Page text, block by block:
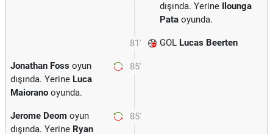
dışında. Yerine Ilounga
Pata oyunda.
81' GOL Lucas Beerten
85'
Jonathan Foss oyun
dışında. Yerine Luca
Maiorano oyunda.
85'
Jerome Deom oyun
dışında. Yerine Ryan